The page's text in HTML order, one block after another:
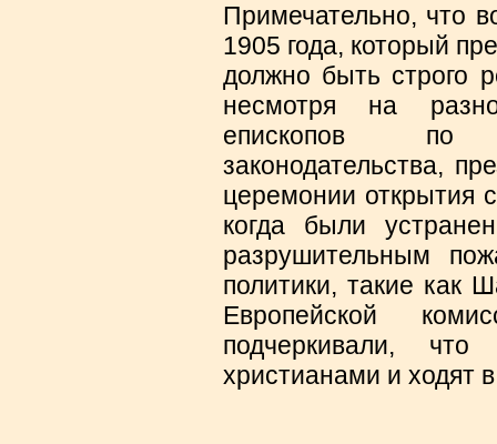
Примечательно, что
1905 года, который
должно быть строго
несмотря на
епископов по
законодательства,
церемонии открытия
когда были
разрушительным
политики, такие как
Европейской
подчеркивали,
христианами и ходят